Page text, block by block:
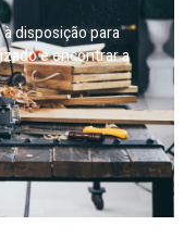
disposição para
e encontrar a